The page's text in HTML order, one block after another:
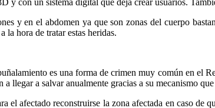
y con un sistema digital que deja crear usuarios.
y en el abdomen ya que son zonas del cuerpo
la hora de tratar estas heridas.
es una forma de crimen muy común en el
llegar a salvar anualmente gracias a su mecanismo
el afectado reconstruirse la zona afectada en caso de